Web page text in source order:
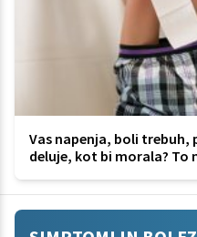
Vas napenja, boli trebuh,
deluje, kot bi morala? To